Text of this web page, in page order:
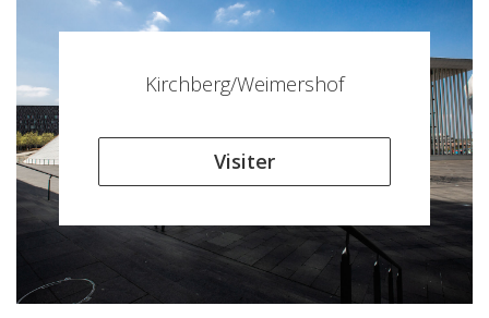
Kirchberg/Weimershof
Visiter